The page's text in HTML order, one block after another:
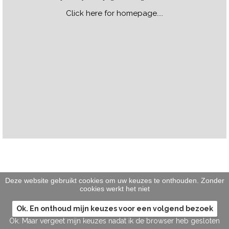
Click here for homepage....
Deze website gebruikt cookies om uw keuzes te onthouden. Zonder
cookies werkt het niet
Ok. En onthoud mijn keuzes voor een volgend bezoek
Ok. Maar vergeet mijn keuzes nadat ik de browser heb gesloten